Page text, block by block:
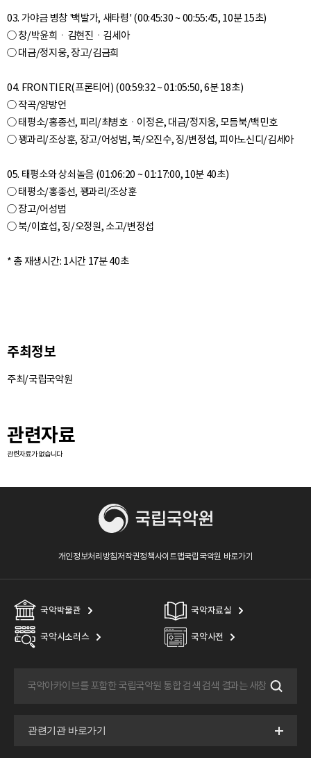
03. 가야금 병창 '백발가, 새타령' (00:45:30 ~ 00:55:45, 10분 15초)
○ 창/박윤희ㆍ김현진ㆍ김세아
○ 대금/정지웅, 장고/김금희
04. FRONTIER(프론티어) (00:59:32 ~ 01:05:50, 6분 18초)
○ 작곡/양방언
○ 태평소/홍종선, 피리/최병호ㆍ이정은, 대금/정지웅, 모듬북/백민호
○ 꽹과리/조상훈, 장고/어성범, 북/오진수, 징/변정섭, 피아노신디/김세아
05. 태평소와 상쇠놀음 (01:06:20 ~ 01:17:00, 10분 40초)
○ 태평소/홍종선, 꽹과리/조상훈
○ 장고/어성범
○ 북/이효섭, 징/오정원, 소고/변정섭
* 총 재생시간: 1시간 17분 40초
주최정보
주최/국립국악원
관련자료
관련자료가 없습니다
개인정보처리방침저작권정책사이트맵국립국악원 바로가기
국악박물관 국악자료실
국악시소러스 국악사전